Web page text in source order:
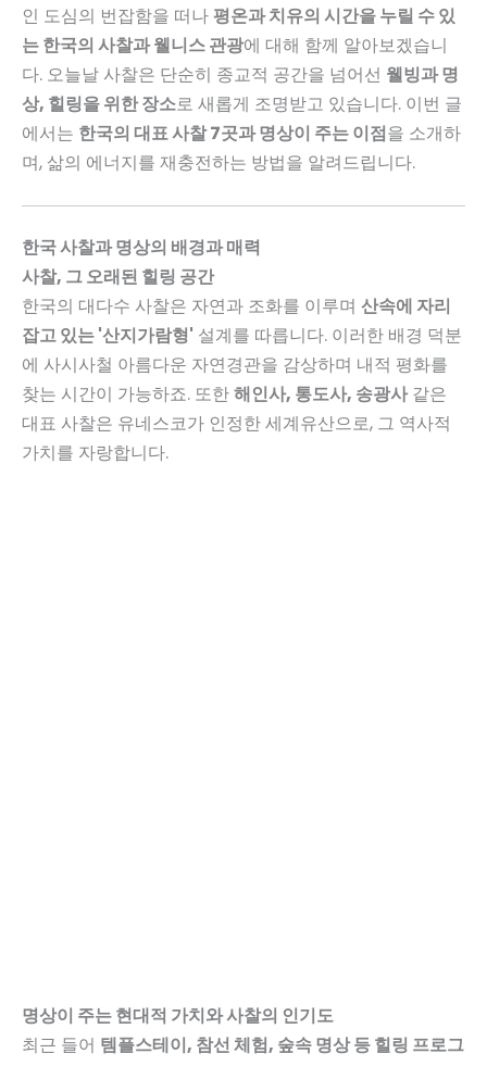
인 도심의 번잡함을 떠나 평온과 치유의 시간을 누릴 수 있
는 한국의 사찰과 웰니스 관광에 대해 함께 알아보겠습니
다. 오늘날 사찰은 단순히 종교적 공간을 넘어선 웰빙과 명
상, 힐링을 위한 장소로 새롭게 조명받고 있습니다. 이번 글
에서는 한국의 대표 사찰 7곳과 명상이 주는 이점을 소개하
며, 삶의 에너지를 재충전하는 방법을 알려드립니다.
한국 사찰과 명상의 배경과 매력
사찰, 그 오래된 힐링 공간
한국의 대다수 사찰은 자연과 조화를 이루며 산속에 자리
잡고 있는 '산지가람형' 설계를 따릅니다. 이러한 배경 덕분
에 사시사철 아름다운 자연경관을 감상하며 내적 평화를
찾는 시간이 가능하죠. 또한해인사, 통도사, 송광사같은
대표 사찰은 유네스코가 인정한 세계유산으로, 그 역사적
가치를 자랑합니다.
명상이 주는 현대적 가치와 사찰의 인기도
최근 들어 템플스테이, 참선 체험, 숲속 명상 등 힐링 프로그